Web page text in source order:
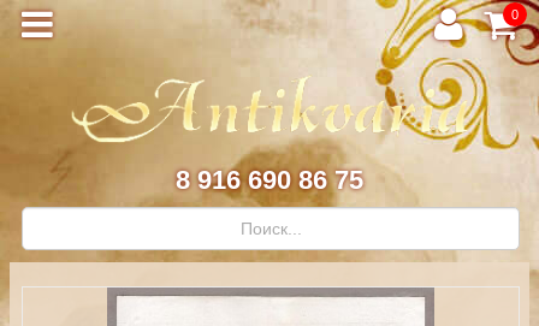
0
8 916 690 86 75